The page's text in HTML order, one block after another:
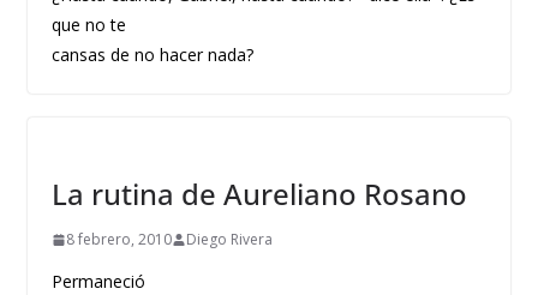
que no te
cansas de no hacer nada?
La rutina de Aureliano Rosano
8 febrero, 2010 Diego Rivera
Permaneció